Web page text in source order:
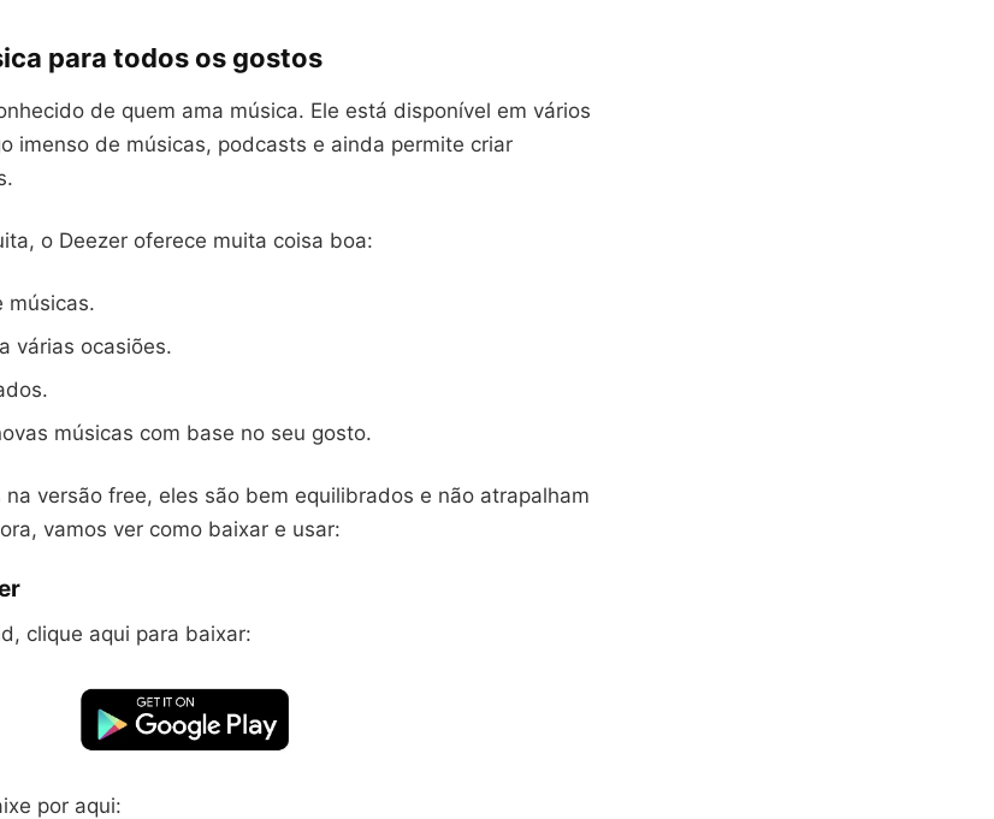
para todos os gostos
de quem ama música. Ele está disponível em vários
imenso de músicas, podcasts e ainda permite criar
o Deezer oferece muita coisa boa:
músicas.
várias ocasiões.
músicas com base no seu gosto.
versão free, eles são bem equilibrados e não atrapalham
vamos ver como baixar e usar:
clique aqui para baixar:
por aqui: